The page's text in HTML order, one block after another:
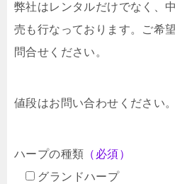
弊社はレンタルだけでなく、
売も行なっております。ご希
問合せください。
値段はお問い合わせください。
ハープの種類 （必須）
グランドハープ